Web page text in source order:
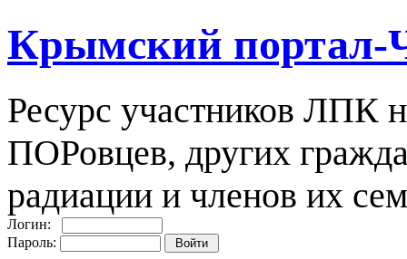
Крымский портал-
Ресурс участников ЛПК
ПОРовцев, других
радиации и членов их
Логин:
Пароль: